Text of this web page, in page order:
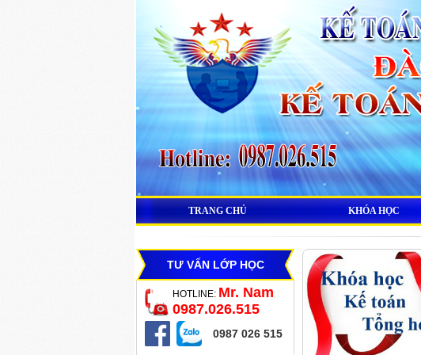
TRANG CHỦ KHÓA HỌC
TƯ VẤN LỚP HỌC
HOTLINE: Mr. Nam
0987.026.515
0987 026 515